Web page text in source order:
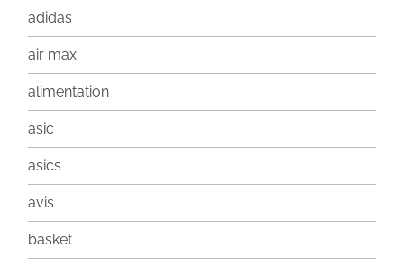
adidas
air max
alimentation
asic
asics
avis
basket